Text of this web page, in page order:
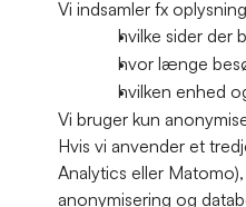
Vi indsamler fx
hvilke sider der
hvor længe
hvilken enhed
Vi bruger kun
Hvis vi anvender et
Analytics eller
anonymisering og